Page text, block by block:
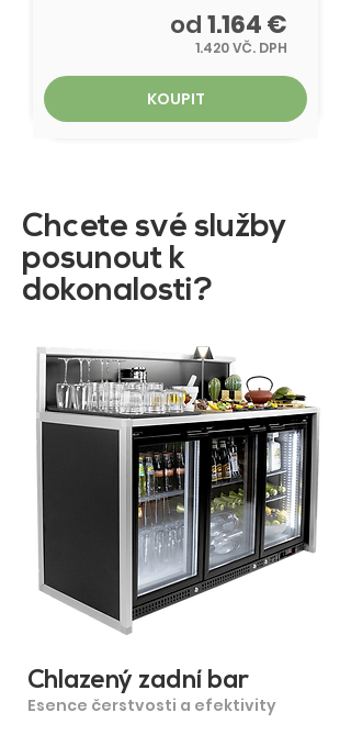
1.420 VČ. DPH
od1.164 €
KOUPIT
Chcete své služby
posunout k
dokonalosti?
Chlazený zadní bar
Esence čerstvosti a efektivity